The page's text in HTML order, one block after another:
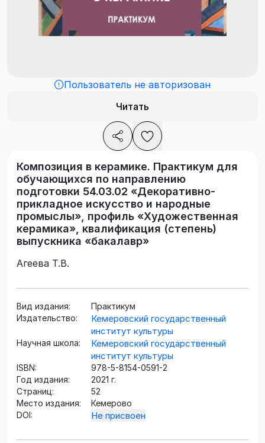
Пользователь не авторизован
Читать
Композиция в керамике. Практикум для
обучающихся по направлению
подготовки 54.03.02 «Декоративно-
прикладное искусство и народные
промыслы», профиль «Художественная
керамика», квалификация (степень)
выпускника «бакалавр»
Агеева Т.В.
Вид издания:
Практикум
Издательство:
Кемеровский государственный
институт культуры
Научная школа:
Кемеровский государственный
институт культуры
ISBN:
978-5-8154-0591-2
Год издания:
2021 г.
Страниц:
52
Место издания:
Кемерово
DOI:
Не присвоен